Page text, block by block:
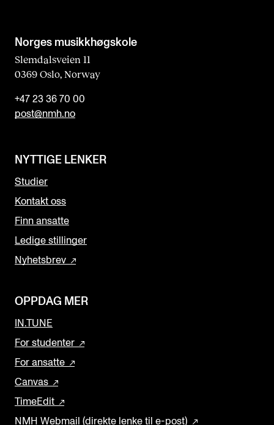
Norges musikk­høgskole
Slemdalsveien 11
0369 Oslo, Norway
+47 23 36 70 00
post@nmh.no
NYTTIGE LENKER
Studier
Kontakt oss
Finn ansatte
Ledige stillinger
Nyhetsbrev
OPPDAG MER
IN.TUNE
For studenter
For ansatte
Canvas
TimeEdit
NMH Webmail (direkte lenke til e-post)